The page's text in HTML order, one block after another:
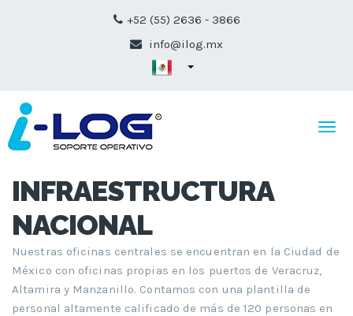
+52 (55) 2636 - 3866
info@ilog.mx
INFRAESTRUCTURA
NACIONAL
Nuestras oficinas centrales se encuentran en la Ciudad de
México con oficinas propias en los puertos de Veracruz,
Altamira y Manzanillo. Contamos con una plantilla de
personal altamente calificado de más de 120 personas en